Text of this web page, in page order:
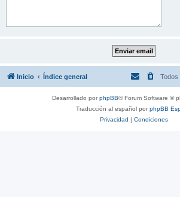
Inicio Índice general Todos
Desarrollado porphpBB® Forum Software ©
Traducción al español porphpBB
Privacidad | Condiciones